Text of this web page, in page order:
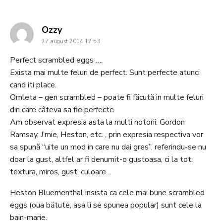
Ozzysays:
27 august 2014 12:53
Perfect scrambled eggs ….
Exista mai multe feluri de perfect. Sunt perfecte atunci
cand iti place.
Omleta – gen scrambled – poate fi făcută in multe feluri
din care câteva sa fie perfecte.
Am observat expresia asta la multi notorii: Gordon
Ramsay, J’mie, Heston, etc. , prin expresia respectiva vor
sa spună “uite un mod in care nu dai gres”, referindu-se nu
doar la gust, altfel ar fi denumit-o gustoasa, ci la tot:
textura, miros, gust, culoare…
Heston Bluementhal insista ca cele mai bune scrambled
eggs (oua bătute, asa li se spunea popular) sunt cele la
bain-marie.